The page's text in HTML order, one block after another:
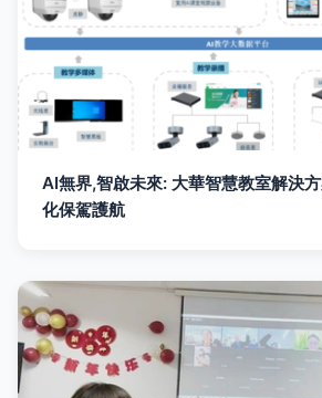
AI無界,智啟未來: 大華智慧教室解決
化保駕護航